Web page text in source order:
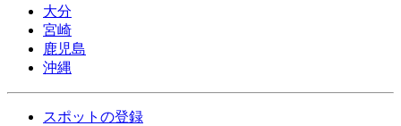
大分
宮崎
鹿児島
沖縄
スポットの登録